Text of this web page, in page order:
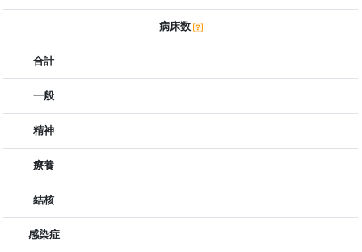
病床数
合計
一般
精神
療養
結核
感染症